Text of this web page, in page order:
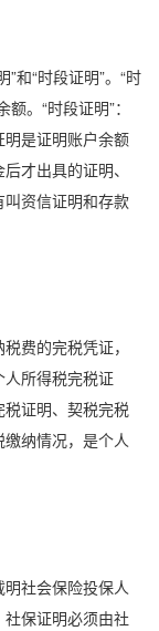
和“时段证明”。“时
。“时段证明”：
是证明账户余额
才出具的证明、
资信证明和存款
费的完税凭证，
所得税完税证
证明、契税完税
纳情况，是个人
社会保险投保人
保证明必须由社